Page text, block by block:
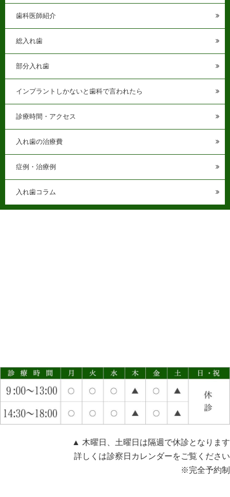
歯科医師紹介
総入れ歯
部分入れ歯
インプラントしかないと歯科で言われたら
診療時間・アクセス
入れ歯の治療費
症例・治療例
入れ歯コラム
▲ 木曜日、土曜日は隔週で休診となります
詳しくは診察日カレンダーをご覧ください
※完全予約制